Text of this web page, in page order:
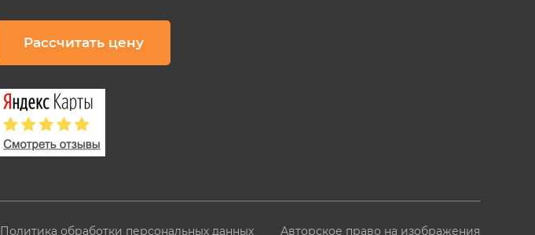
Рассчитать цену
Политика обработки персональных данных Авторское право на изображения